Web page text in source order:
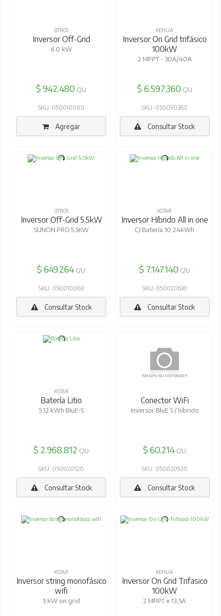
OTROS
Inversor Off-Grid
6.0 kW
$ 942.480 C/U
SKU: 050010080
Agregar
KEHUA
Inversor On Grid trifásico
100kW
2 MPPT - 30A/40A
$ 6.597.360C/U
SKU: 050090360
Consultar Stock
OTROS
Inversor Off-Grid 5.5kW
SUNON PRO 5.5KW
$ 649.264 C/U
SKU: 050010060
Consultar Stock
KSTAR
Inversor Híbrido All in one
C/ Batería 10.24kWh
$ 7.147.140 C/U
SKU: 050020630
Consultar Stock
KSTAR
Batería Litio
5.12 kWh BluE-S
$ 2.968.812 C/U
SKU: 050020520
Consultar Stock
Conector WiFi
Inversor BluE S / híbrido
$ 60.214 C/U
SKU: 050020920
Consultar Stock
KSTAR
Inversor string monofásico
wifi
5 kW on grid
KEHUA
Inversor On Grid Trifasico
100kW
2 MPPT x 13,5A